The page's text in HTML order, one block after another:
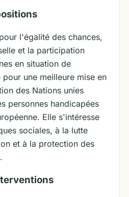
l'égalité des chances,
et la participation
en situation de
une meilleure mise en
des Nations unies
personnes handicapées
Elle s'intéresse
sociales, à la lutte
et à la protection des